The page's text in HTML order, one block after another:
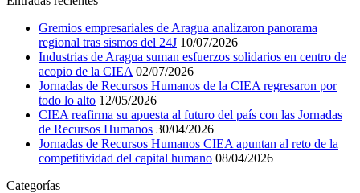
Gremios empresariales de Aragua analizaron panorama
regional tras sismos del 24J 10/07/2026
Industrias de Aragua suman esfuerzos solidarios en centro de
acopio de la CIEA 02/07/2026
Jornadas de Recursos Humanos de la CIEA regresaron por
todo lo alto 12/05/2026
CIEA reafirma su apuesta al futuro del país con las Jornadas
de Recursos Humanos 30/04/2026
Jornadas de Recursos Humanos CIEA apuntan al reto de la
competitividad del capital humano 08/04/2026
Categorías